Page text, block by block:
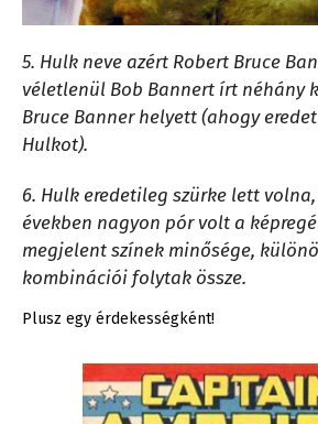
5. Hulk neve azért Robert Bruce
véletlenül Bob Bannert írt néhány
Bruce Banner helyett (ahogy
Hulkot).
6. Hulk eredetileg szürke lett
években nagyon pór volt a
megjelent színek minősége,
kombinációi folytak össze.
Plusz egy érdekességként!